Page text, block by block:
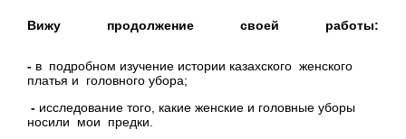
Вижу продолжение своей работы:
- в подробном изучение истории казахского женского
платья и головного убора;
- исследование того, какие женские и головные уборы
носили мои предки.